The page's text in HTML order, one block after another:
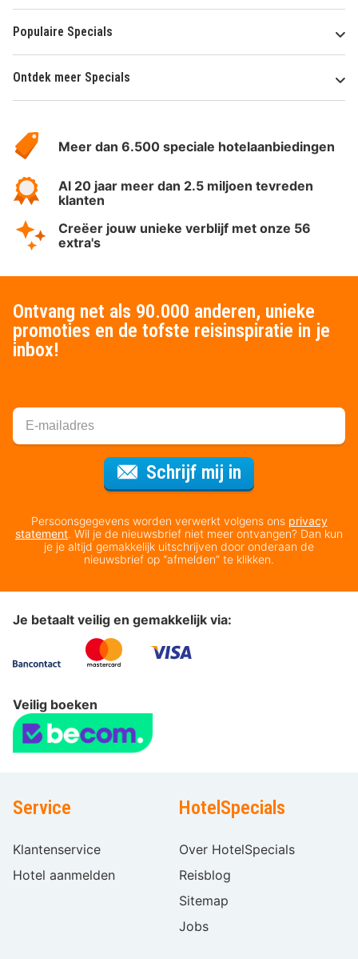
Populaire Specials
Ontdek meer Specials
HotelSpecials
Meer dan 6.500 speciale hotelaanbiedingen
Al 20 jaar meer dan 2.5 miljoen tevreden
klanten
Creëer jouw unieke verblijf met onze 56
extra's
Ontvang net als 90.000 anderen, unieke
promoties en de tofste reisinspiratie in je
inbox!
Schrijf mij in
Persoonsgegevens worden verwerkt volgens ons privacy
statement. Wil je de nieuwsbrief niet meer ontvangen? Dan kun
je je altijd gemakkelijk uitschrijven door onderaan de
nieuwsbrief op “afmelden” te klikken.
Je betaalt veilig en gemakkelijk via:
Veilig boeken
Service
Klantenservice
Hotel aanmelden
HotelSpecials
Over HotelSpecials
Reisblog
Sitemap
Jobs